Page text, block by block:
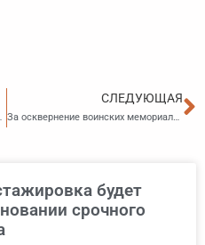
категории лиц
СЛЕДУЮЩАЯ
За осквернение воинских мемориалов – уголовная ответственность
будет
срочного